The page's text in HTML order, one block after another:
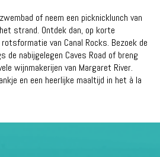
of neem een ​​picknicklunch van
strand. Ontdek dan, op korte
van Canal Rocks. Bezoek de
nabijgelegen Caves Road of breng
wijnmakerijen van Margaret River.
en een heerlijke maaltijd in het à la